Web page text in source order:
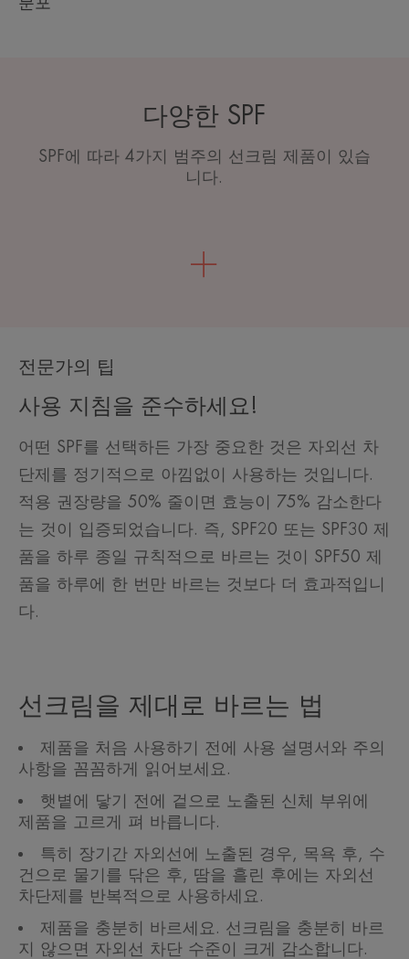
다양한 SPF
SPF에 따라 4가지 범주의 선크림 제품이 있습
니다.
전문가의 팁
사용 지침을 준수하세요!
어떤 SPF를 선택하든 가장 중요한 것은 자외선 차
단제를 정기적으로 아낌없이 사용하는 것입니다.
적용 권장량을 50% 줄이면 효능이 75% 감소한다
는 것이 입증되었습니다. 즉, SPF20 또는 SPF30 제
품을 하루 종일 규칙적으로 바르는 것이 SPF50 제
품을 하루에 한 번만 바르는 것보다 더 효과적입니
다.
선크림을 제대로 바르는 법
제품을 처음 사용하기 전에 사용 설명서와 주의
사항을 꼼꼼하게 읽어보세요.
햇볕에 닿기 전에 겉으로 노출된 신체 부위에
제품을 고르게 펴 바릅니다.
특히 장기간 자외선에 노출된 경우, 목욕 후, 수
건으로 물기를 닦은 후, 땀을 흘린 후에는 자외선
차단제를 반복적으로 사용하세요.
제품을 충분히 바르세요. 선크림을 충분히 바르
지 않으면 자외선 차단 수준이 크게 감소합니다.